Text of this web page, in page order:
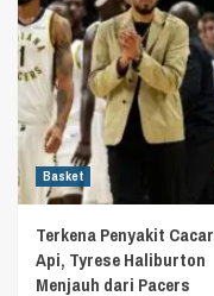
Basket
Terkena Penyakit Cacar
Api, Tyrese Haliburton
Menjauh dari Pacers